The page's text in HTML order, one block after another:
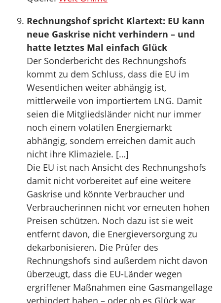
Rechnungshof spricht Klartext: EU kann
neue Gaskrise nicht verhindern – und
hatte letztes Mal einfach Glück
Der Sonderbericht des Rechnungshofs
kommt zu dem Schluss, dass die EU im
Wesentlichen weiter abhängig ist,
mittlerweile von importiertem LNG. Damit
seien die Mitgliedsländer nicht nur immer
noch einem volatilen Energiemarkt
abhängig, sondern erreichen damit auch
nicht ihre Klimaziele. […]
Die EU ist nach Ansicht des Rechnungshofs
damit nicht vorbereitet auf eine weitere
Gaskrise und könnte Verbraucher und
Verbraucherinnen nicht vor erneuten hohen
Preisen schützen. Noch dazu ist sie weit
entfernt davon, die Energieversorgung zu
dekarbonisieren. Die Prüfer des
Rechnungshofs sind außerdem nicht davon
überzeugt, dass die EU-Länder wegen
ergriffener Maßnahmen eine Gasmangellage
verhindert haben – oder ob es Glück war,